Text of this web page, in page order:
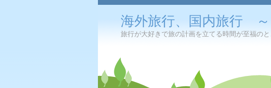
海外旅行、国内旅行 ～
旅行が大好きで旅の計画を立てる時間が至福の